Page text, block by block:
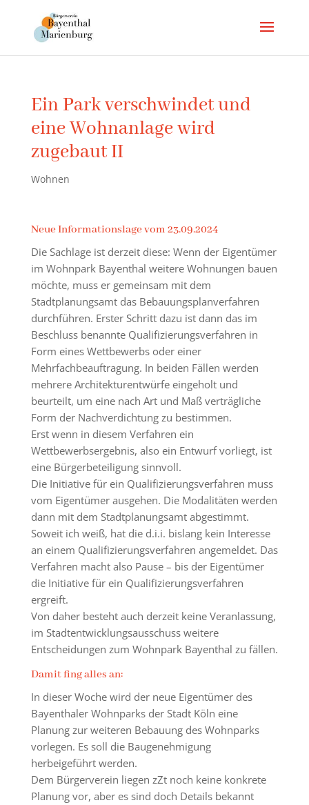
Ein Park verschwindet und
eine Wohnanlage wird
zugebaut II
Wohnen
Neue Informationslage vom 23.09.2024
Die Sachlage ist derzeit diese: Wenn der Eigentümer
im Wohnpark Bayenthal weitere Wohnungen bauen
möchte, muss er gemeinsam mit dem
Stadtplanungsamt das Bebauungsplanverfahren
durchführen. Erster Schritt dazu ist dann das im
Beschluss benannte Qualifizierungsverfahren in
Form eines Wettbewerbs oder einer
Mehrfachbeauftragung. In beiden Fällen werden
mehrere Architekturentwürfe eingeholt und
beurteilt, um eine nach Art und Maß verträgliche
Form der Nachverdichtung zu bestimmen.
Erst wenn in diesem Verfahren ein
Wettbewerbsergebnis, also ein Entwurf vorliegt, ist
eine Bürgerbeteiligung sinnvoll.
Die Initiative für ein Qualifizierungsverfahren muss
vom Eigentümer ausgehen. Die Modalitäten werden
dann mit dem Stadtplanungsamt abgestimmt.
Soweit ich weiß, hat die d.i.i. bislang kein Interesse
an einem Qualifizierungsverfahren angemeldet. Das
Verfahren macht also Pause – bis der Eigentümer
die Initiative für ein Qualifizierungsverfahren
ergreift.
Von daher besteht auch derzeit keine Veranlassung,
im Stadtentwicklungsausschuss weitere
Entscheidungen zum Wohnpark Bayenthal zu fällen.
Damit fing alles an:
In dieser Woche wird der neue Eigentümer des
Bayenthaler Wohnparks der Stadt Köln eine
Planung zur weiteren Bebauung des Wohnparks
vorlegen. Es soll die Baugenehmigung
herbeigeführt werden.
Dem Bürgerverein liegen zZt noch keine konkrete
Planung vor, aber es sind doch Details bekannt